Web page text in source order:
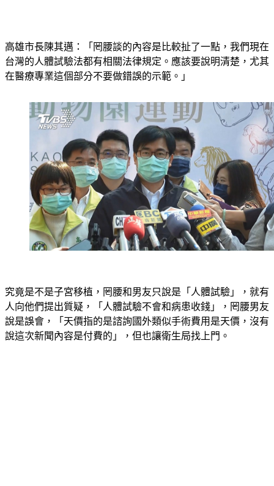
台灣的人體試驗法都有相關法律規定。應該要說明清楚，尤其
在醫療專業這個部分不要做錯誤的示範。」
人向他們提出質疑，「人體試驗不會和病患收錢」，罔腰男友
說是誤會，「天價指的是諮詢國外類似手術費用是天價，沒有
說這次新聞內容是付費的」，但也讓衛生局找上門。